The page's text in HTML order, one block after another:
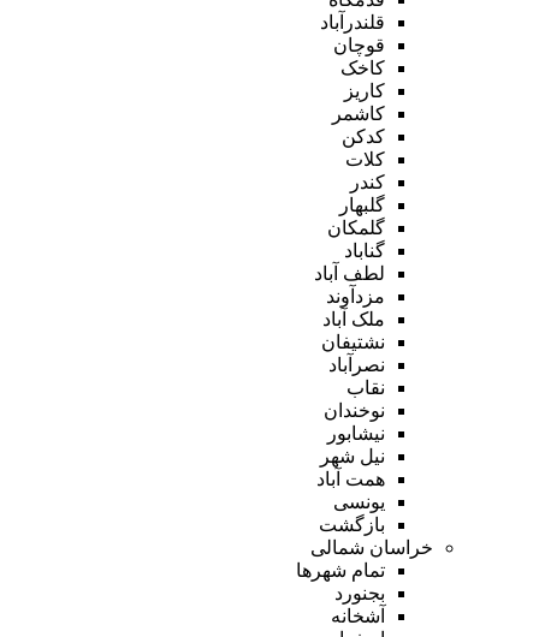
قلندرآباد
قوچان
کاخک
کاریز
کاشمر
کدکن
کلات
کندر
گلبهار
گلمکان
گناباد
لطف آباد
مزدآوند
ملک آباد
نشتیفان
نصرآباد
نقاب
نوخندان
نیشابور
نیل شهر
همت آباد
یونسی
بازگشت
خراسان شمالی
تمام شهر‌ها
بجنورد
آشخانه